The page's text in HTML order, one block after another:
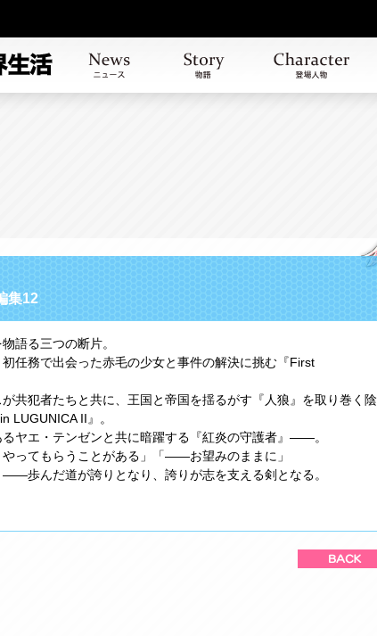
集12
語る三つの断片。
任務で出会った赤毛の少女と事件の解決に挑む『First
共犯者たちと共に、王国と帝国を揺るがす『人狼』を取り巻く陰
LUGUNICA II』。
ヤエ・テンゼンと共に暗躍する『紅炎の守護者』――。
やってもらうことがある」「――お望みのままに」
歩んだ道が誇りとなり、誇りが志を支える剣となる。